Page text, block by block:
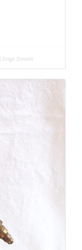
Zeige Details